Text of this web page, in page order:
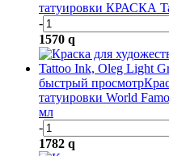
татуировки КРАСКА
-
1570 q
быстрый просмотр
татуировки World
мл
-
1782 q